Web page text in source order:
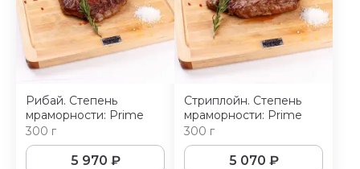
Рибай. Степень
мраморности: Prime
300 г
5 970 ₽
Стриплойн. Степень
мраморности: Prime
300 г
5 070 ₽